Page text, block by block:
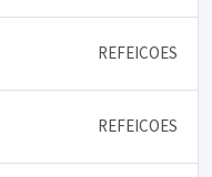
REFEICOES
REFEICOES